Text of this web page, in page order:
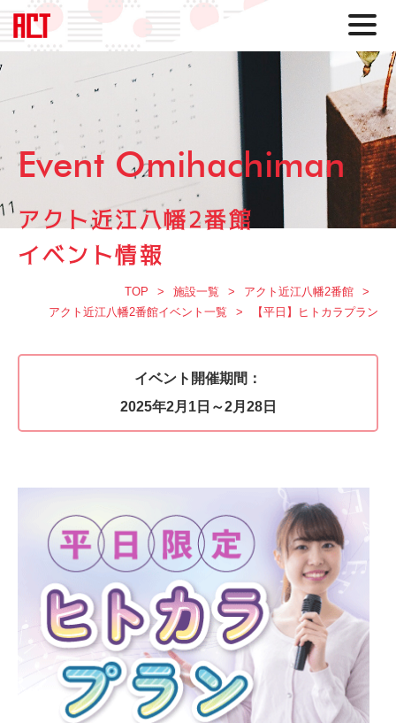
Event Omihachiman
アクト近江八幡2番館
イベント情報
TOP 施設一覧
アクト近江八幡2番館
アクト近江八幡2番館イベント一覧
【平日】ヒトカラプラン
イベント開催期間：
2025年2月1日～2月28日